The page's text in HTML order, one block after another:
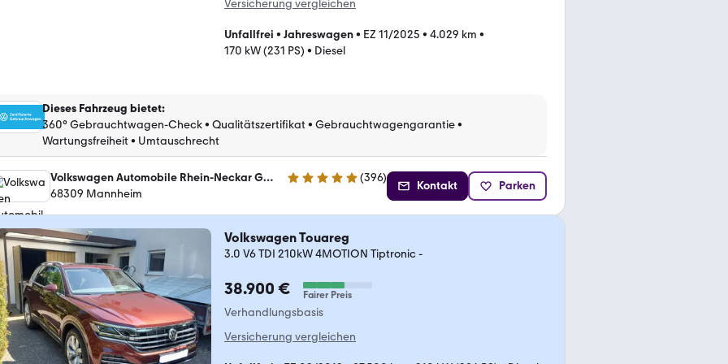
Versicherung vergleichen
Unfallfrei • Jahreswagen• EZ 11/2025 • 4.029 km •
170 kW (231 PS) • Diesel
Dieses Fahrzeug bietet:
360° Gebrauchtwagen-Check• Qualitätszertifikat • Gebrauchtwagengarantie•
Wartungsfreiheit • Umtauschrecht
Volkswagen Automobile Rhein-Neckar GmbH, Gebrauchtwagenteam 4.8 Sterne (396)
68309 Mannheim
Kontakt Parken
Volkswagen Touareg
3.0 V6 TDI 210kW 4MOTION Tiptronic -
38.900 € Fairer Preis
Verhandlungsbasis
Versicherung vergleichen